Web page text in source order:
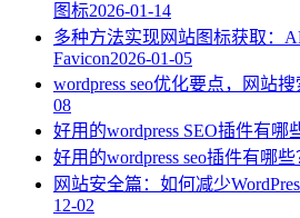
图标2026-01-14
多种方法实现网站图标获取：
Favicon2026-01-05
wordpress seo优化要点，网站
08
好用的wordpress SEO插件有哪
好用的wordpress seo插件有哪些
网站安全篇：如何减少
12-02